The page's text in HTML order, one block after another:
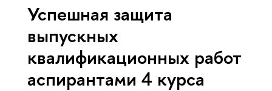
Успешная защита
выпускных
квалификационных работ
аспирантами 4 курса